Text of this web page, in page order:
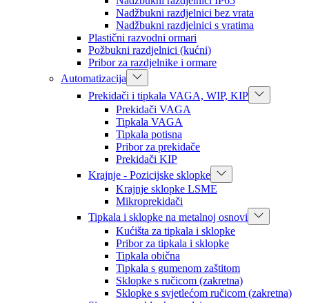
Nadžbukni razdjelnici bez vrata
Nadžbukni razdjelnici s vratima
Plastični razvodni ormari
Požbukni razdjelnici (kućni)
Pribor za razdjelnike i ormare
Automatizacija
Prekidači i tipkala VAGA, WIP, KIP
Prekidači VAGA
Tipkala VAGA
Tipkala potisna
Pribor za prekidače
Prekidači KIP
Krajnje - Pozicijske sklopke
Krajnje sklopke LSME
Mikroprekidači
Tipkala i sklopke na metalnoj osnovi
Kućišta za tipkala i sklopke
Pribor za tipkala i sklopke
Tipkala obična
Tipkala s gumenom zaštitom
Sklopke s ručicom (zakretna)
Sklopke s svjetlećom ručicom (zakretna)